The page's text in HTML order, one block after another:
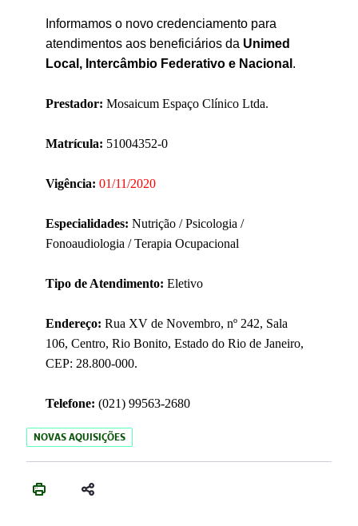
Informamos o novo credenciamento para
atendimentos aos beneficiários da Unimed
Local, Intercâmbio Federativo e Nacional .
Prestador: Mosaicum Espaço Clínico Ltda.
Matrícula: 51004352-0
Vigência: 01/11/2020
Especialidades: Nutrição / Psicologia /
Fonoaudiologia / Terapia Ocupacional
Tipo de Atendimento: Eletivo
Endereço: Rua XV de Novembro, nº 242, Sala
106, Centro, Rio Bonito, Estado do Rio de Janeiro,
CEP: 28.800-000.
Telefone: (021) 99563-2680
NOVAS AQUISIÇÕES